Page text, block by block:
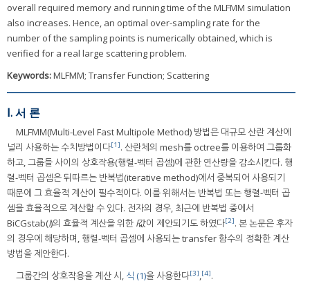
overall required memory and running time of the MLFMM simulation
also increases. Hence, an optimal over-sampling rate for the
number of the sampling points is numerically obtained, which is
verified for a real large scattering problem.
Keywords:MLFMM; Transfer Function; Scattering
Ⅰ. 서 론
MLFMM(Multi-Level Fast Multipole Method) 방법은 대규모 산란 계산에
널리 사용하는 수치방법이다[1]. 산란체의 mesh를 octree를 이용하여 그룹화
하고, 그룹들 사이의 상호작용(행렬-벡터 곱셈)에 관한 연산량을 감소시킨다. 행
렬-벡터 곱셈은 뒤따르는 반복법(iterative method)에서 중복되어 사용되기
때문에 그 효율적 계산이 필수적이다. 이를 위해서는 반복법 또는 행렬-벡터 곱
셈을 효율적으로 계산할 수 있다. 전자의 경우, 최근에 반복법 중에서
BiCGstab(l)의 효율적 계산을 위한 l값이 제안되기도 하였다[2]. 본 논문은 후자
의 경우에 해당하며, 행렬-벡터 곱셈에 사용되는 transfer 함수의 정확한 계산
방법을 제안한다.
그룹간의 상호작용을 계산 시, 식 (1)을 사용한다[3],[4].